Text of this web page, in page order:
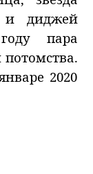
и диджей
пара
2020